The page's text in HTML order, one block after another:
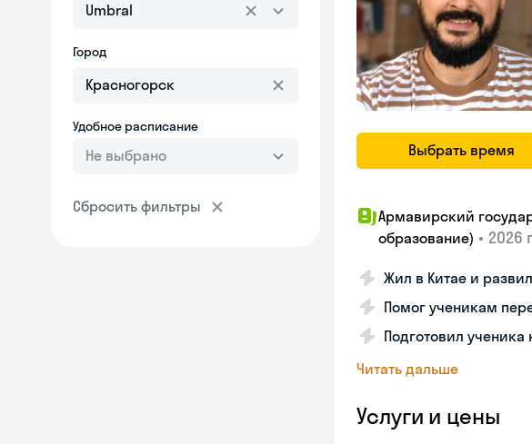
Umbral
Город
Удобное расписание
Не выбрано
Сбросить фильтры
Выбрать время
Армавирский
образование) • 2026
Жил в Китае и
Помог ученикам
Подготовил
Читать дальше
Услуги и цены